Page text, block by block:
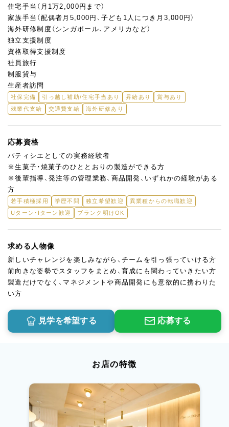
住宅手当（月1万2,000円まで）
家族手当（配偶者月5,000円、子ども1人につき月3,000円）
海外研修制度（シンガポール、アメリカなど）
独立支援制度
資格取得支援制度
社員旅行
制服貸与
生産者訪問
社保完備 引っ越し補助/住宅手当あり 昇給あり
賞与あり
残業代支給
交通費支給 海外研修あり
応募資格
パティシエとしての実務経験者
※生菓子・焼菓子のひととおりの製造ができる方
※後輩指導、発注等の管理業務、商品開発、いずれかの経験がある
方
若手積極採用 学歴不問 独立希望歓迎
異業種からの転職歓迎
Uターン・Iターン歓迎
ブランク明けOK
求める人物像
新しいチャレンジを楽しみながら、チームを引っ張っていける方
前向きな姿勢でスタッフをまとめ、育成にも関わっていきたい方
製造だけでなく、マネジメントや商品開発にも意欲的に携わりた
い方
見学を希望する 応募する
お店の特徴